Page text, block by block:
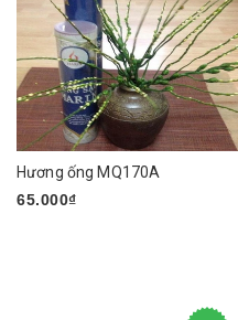
Hương ống MQ170A
65.000₫